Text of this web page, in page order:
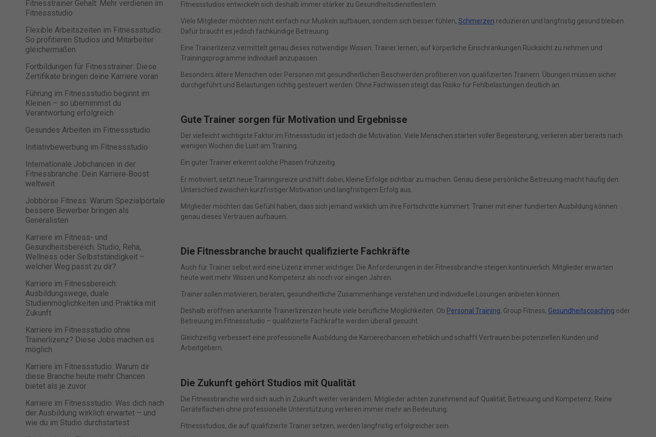
Fitnesstrainer Gehalt: Mehr verdienen im
Fitnessstudio
Flexible Arbeitszeiten im Fitnessstudio:
So profitieren Studios und Mitarbeiter
gleichermaßen
Fortbildungen für Fitnesstrainer: Diese
Zertifikate bringen deine Karriere voran
Führung im Fitnessstudio beginnt im
Kleinen – so übernimmst du
Verantwortung erfolgreich
Gesundes Arbeiten im Fitnessstudio
Initiativbewerbung im Fitnessstudio
Internationale Jobchancen in der
Fitnessbranche: Dein Karriere‑Boost
weltweit
Jobbörse Fitness: Warum Spezialportale
bessere Bewerber bringen als
Generalisten
Karriere im Fitness- und
Gesundheitsbereich: Studio, Reha,
Wellness oder Selbstständigkeit –
welcher Weg passt zu dir?
Karriere im Fitnessbereich:
Ausbildungswege, duale
Studienmöglichkeiten und Praktika mit
Zukunft
Karriere im Fitnessstudio ohne
Trainerlizenz? Diese Jobs machen es
möglich
Karriere im Fitnessstudio: Warum dir
diese Branche heute mehr Chancen
bietet als je zuvor
Karriere im Fitnessstudio: Was dich nach
der Ausbildung wirklich erwartet – und
wie du im Studio durchstartest
Fitnessstudios entwickeln sich deshalb immer stärker zu Gesundheitsdienstleistern.
Viele Mitglieder möchten nicht einfach nur Muskeln aufbauen, sondern sich besser fühlen, Schmerzen reduzieren und langfristig gesund bleiben.
Dafür braucht es jedoch fachkundige Betreuung.
Eine Trainerlizenz vermittelt genau dieses notwendige Wissen. Trainer lernen, auf körperliche Einschränkungen Rücksicht zu nehmen und
Trainingsprogramme individuell anzupassen.
Besonders ältere Menschen oder Personen mit gesundheitlichen Beschwerden profitieren von qualifizierten Trainern. Übungen müssen sicher
durchgeführt und Belastungen richtig gesteuert werden. Ohne Fachwissen steigt das Risiko für Fehlbelastungen deutlich an.
Gute Trainer sorgen für Motivation und Ergebnisse
Der vielleicht wichtigste Faktor im Fitnessstudio ist jedoch die Motivation. Viele Menschen starten voller Begeisterung, verlieren aber bereits nach
wenigen Wochen die Lust am Training.
Ein guter Trainer erkennt solche Phasen frühzeitig.
Er motiviert, setzt neue Trainingsreize und hilft dabei, kleine Erfolge sichtbar zu machen. Genau diese persönliche Betreuung macht häufig den
Unterschied zwischen kurzfristiger Motivation und langfristigem Erfolg aus.
Mitglieder möchten das Gefühl haben, dass sich jemand wirklich um ihre Fortschritte kümmert. Trainer mit einer fundierten Ausbildung können
genau dieses Vertrauen aufbauen.
Die Fitnessbranche braucht qualifizierte Fachkräfte
Auch für Trainer selbst wird eine Lizenz immer wichtiger. Die Anforderungen in der Fitnessbranche steigen kontinuierlich. Mitglieder erwarten
heute weit mehr Wissen und Kompetenz als noch vor einigen Jahren.
Trainer sollen motivieren, beraten, gesundheitliche Zusammenhänge verstehen und individuelle Lösungen anbieten können.
Deshalb eröffnen anerkannte Trainerlizenzen heute viele berufliche Möglichkeiten. Ob Personal Training, Group Fitness, Gesundheitscoaching oder
Betreuung im Fitnessstudio – qualifizierte Fachkräfte werden überall gesucht.
Gleichzeitig verbessert eine professionelle Ausbildung die Karrierechancen erheblich und schafft Vertrauen bei potenziellen Kunden und
Arbeitgebern.
Die Zukunft gehört Studios mit Qualität
Die Fitnessbranche wird sich auch in Zukunft weiter verändern. Mitglieder achten zunehmend auf Qualität, Betreuung und Kompetenz. Reine
Geräteflächen ohne professionelle Unterstützung verlieren immer mehr an Bedeutung.
Fitnessstudios, die auf qualifizierte Trainer setzen, werden langfristig erfolgreicher sein.
(z. B. IP-Adressen), z. B. für personalisierte Anzeigen und Inhalte oder Anzeigen-
finden Sie in unsererDatenschutzerklärung. Bitte beachten Sie, dass aufgrund
individueller Einstellungen möglicherweise nicht alle Funktionen der Website zur
Hier finden Sie eine Übersicht über alle verwendeten Cookies. Sie können Ihre
Einwilligung zu ganzen Kategorien geben oder sich weitere Informationen
anzeigen lassen und so nur bestimmte Cookies auswählen.
Alle akzeptieren Speichern
Essenziell (1)
Funktion der Website erforderlich.
Cookie-Informationen anzeigen
Marketing (1)
Marketing-Cookies werden von Drittanbietern oder Publishern verwendet, um
personalisierte Werbung anzuzeigen. Sie tun dies, indem sie Besucher über Websites
Datenschutzerklärung